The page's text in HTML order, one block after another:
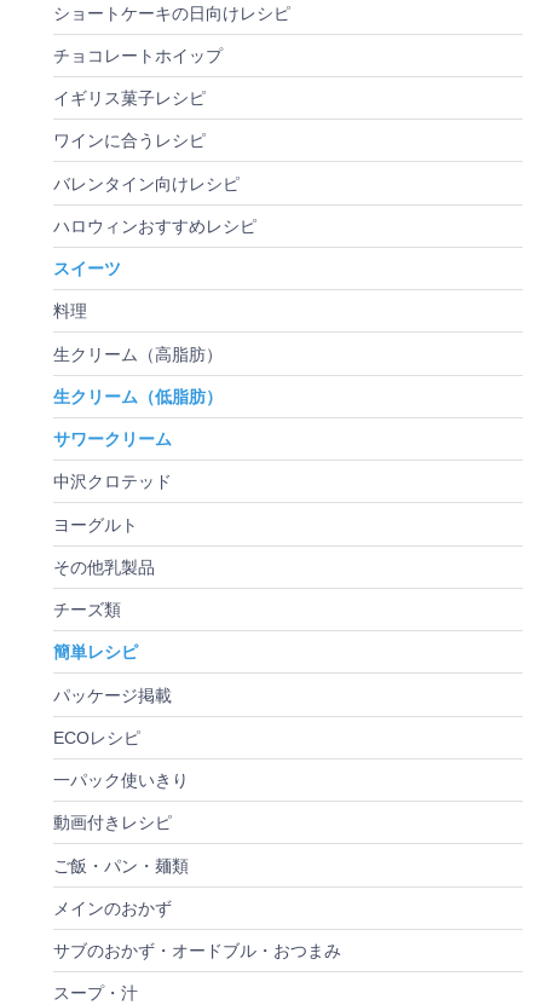
ショートケーキの日向けレシピ
チョコレートホイップ
イギリス菓子レシピ
ワインに合うレシピ
バレンタイン向けレシピ
ハロウィンおすすめレシピ
スイーツ
料理
生クリーム（高脂肪）
生クリーム（低脂肪）
サワークリーム
中沢クロテッド
ヨーグルト
その他乳製品
チーズ類
簡単レシピ
パッケージ掲載
ECOレシピ
一パック使いきり
動画付きレシピ
ご飯・パン・麺類
メインのおかず
サブのおかず・オードブル・おつまみ
スープ・汁